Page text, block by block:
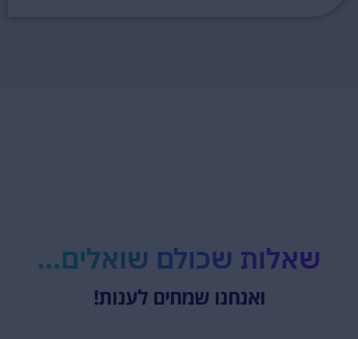
שאלות שכולם שואלים...
ואנחנו שמחים לענות!